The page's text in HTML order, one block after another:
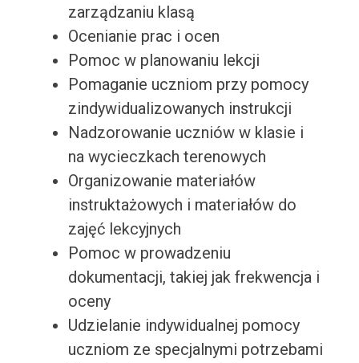
zarządzaniu klasą
Ocenianie prac i ocen
Pomoc w planowaniu lekcji
Pomaganie uczniom przy pomocy
zindywidualizowanych instrukcji
Nadzorowanie uczniów w klasie i
na wycieczkach terenowych
Organizowanie materiałów
instruktażowych i materiałów do
zajęć lekcyjnych
Pomoc w prowadzeniu
dokumentacji, takiej jak frekwencja i
oceny
Udzielanie indywidualnej pomocy
uczniom ze specjalnymi potrzebami